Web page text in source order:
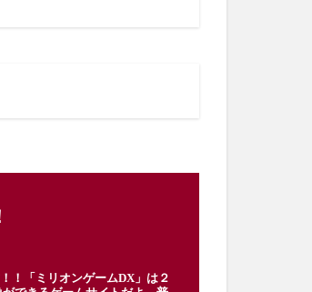
！「ミリオンゲームDX」は２